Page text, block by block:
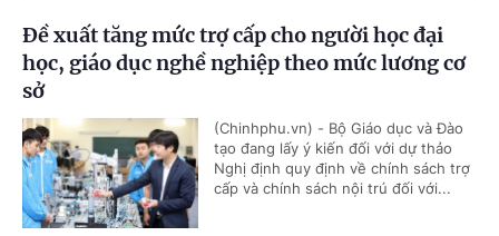
Đề xuất tăng mức trợ cấp cho người học đại
học, giáo dục nghề nghiệp theo mức lương cơ
sở
(Chinhphu.vn) - Bộ Giáo dục và Đào
tạo đang lấy ý kiến đối với dự thảo
Nghị định quy định về chính sách trợ
cấp và chính sách nội trú đối với...